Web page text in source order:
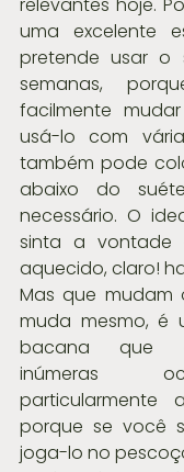
uma excelente
pretende usar o
semanas,
facilmente
usá-lo com
também pode
abaixo do
necessário. O
sinta a vontade
aquecido, claro!
Mas que mudam
muda mesmo, é
bacana que
inúmeras
particularmente
porque se você
joga-lo no